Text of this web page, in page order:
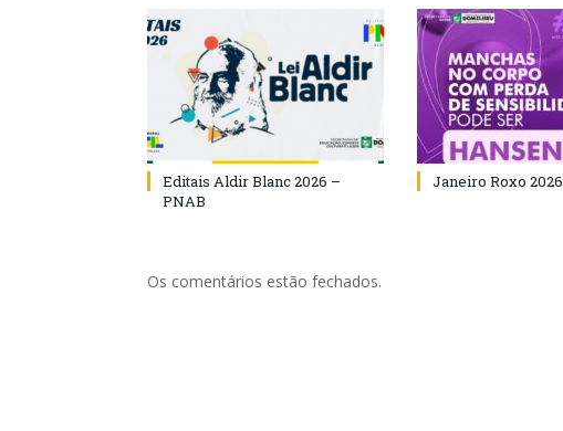
Editais Aldir Blanc 2026 –
PNAB
Janeiro Roxo 2026
Os comentários estão fechados.